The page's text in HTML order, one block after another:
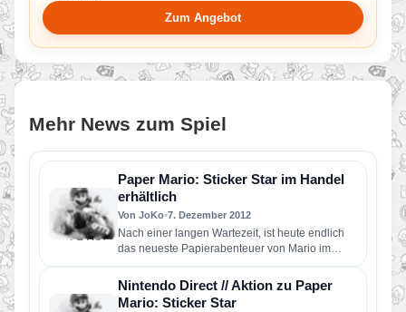
Zum Angebot
Mehr News zum Spiel
Paper Mario: Sticker Star im Handel
erhältlich
Von JoKo•7. Dezember 2012
Nach einer langen Wartezeit, ist heute endlich
das neueste Papierabenteuer von Mario im
europäischen Handel erschienen. Wir haben…
Nintendo Direct // Aktion zu Paper
Mario: Sticker Star